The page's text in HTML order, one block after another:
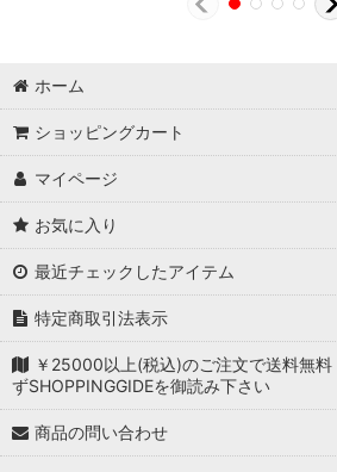
ホーム
ショッピングカート
マイページ
お気に入り
最近チェックしたアイテム
特定商取引法表示
￥25000以上(税込)のご注文で送料無
ずSHOPPINGGIDEを御読み下さい
商品の問い合わせ